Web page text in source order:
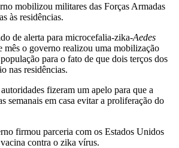
mobilizou militares das Forças Armadas
às residências.
de alerta para microcefalia-zika-Aedes
mês o governo realizou uma mobilização
para o fato de que dois terços dos
nas residências.
fizeram um apelo para que a
semanais em casa evitar a proliferação do
firmou parceria com os Estados Unidos
contra o zika vírus.